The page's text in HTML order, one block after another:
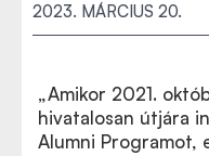
2023. MÁRCIUS 20.
„Amikor 2021.
hivatalosan útjára
Alumni Programot,